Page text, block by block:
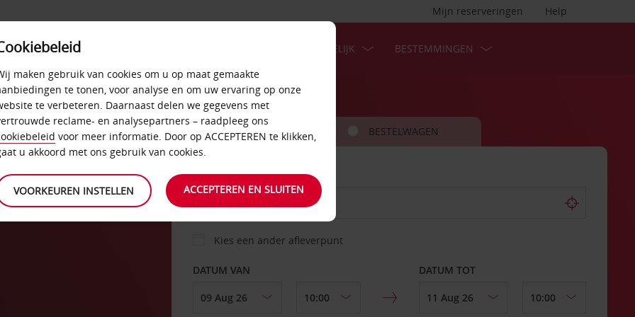
Help
Mijn reserveringen
ZAKELIJK BESTEMMINGEN
AUTO BESTELWAGEN
OPHALEN OP
Kies een ander afleverpunt
DATUM VAN DATUM TOT
maken gebruik van cookies om u op maat gemaakte
te tonen, voor analyse en om uw ervaring op onze
te verbeteren. Daarnaast delen we gegevens met
reclame- en analysepartners – raadpleeg ons
voor meer informatie. Door op ACCEPTEREN te klikken,
u akkoord met ons gebruik van cookies.
VOORKEUREN INSTELLEN ACCEPTEREN EN SLUITEN